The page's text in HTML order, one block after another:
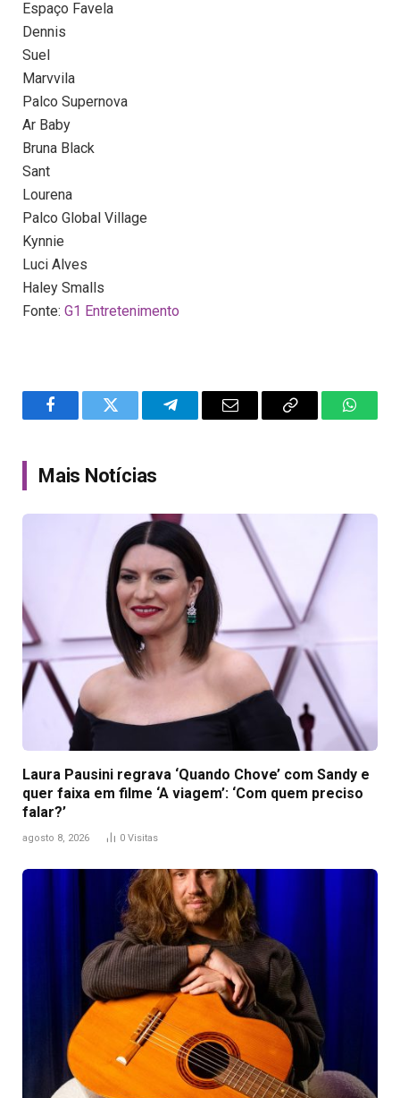
Espaço Favela
Dennis
Suel
Marvvila
Palco Supernova
Ar Baby
Bruna Black
Sant
Lourena
Palco Global Village
Kynnie
Luci Alves
Haley Smalls
Fonte: G1 Entretenimento
FacebookTwitter TelegramEmail
Copy
Mais Notícias
Laura Pausini regrava ‘Quando Chove’ com Sandy e
quer faixa em filme ‘A viagem’: ‘Com quem preciso
falar?’
agosto 8, 2026 0 Visitas